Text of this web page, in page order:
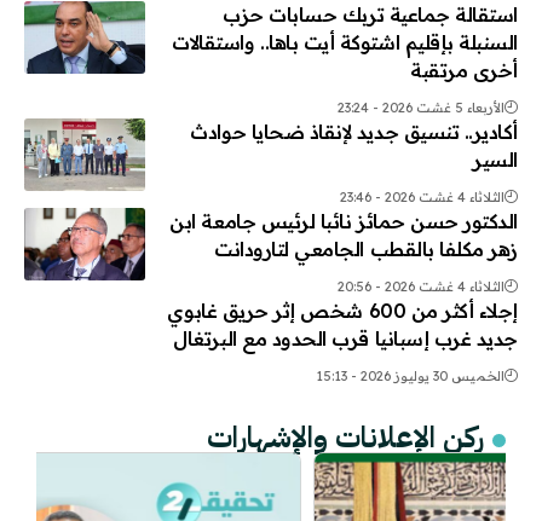
استقالة جماعية تربك حسابات حزب
السنبلة بإقليم اشتوكة أيت باها.. واستقالات
أخرى مرتقبة
الأربعاء 5 غشت 2026 - 23:24
أكادير.. تنسيق جديد لإنقاذ ضحايا حوادث
السير
الثلاثاء 4 غشت 2026 - 23:46
الدكتور حسن حمائز نائبا لرئيس جامعة ابن
زهر مكلفا بالقطب الجامعي لتارودانت
الثلاثاء 4 غشت 2026 - 20:56
إجلاء أكثر من 600 شخص إثر حريق غابوي
جديد غرب إسبانيا قرب الحدود مع البرتغال
الخميس 30 يوليوز 2026 - 15:13
ركن الإعلانات والإشهارات